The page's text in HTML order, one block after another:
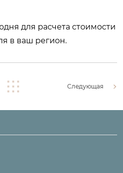
для расчета стоимости
в ваш регион.
Следующая